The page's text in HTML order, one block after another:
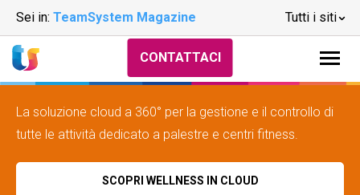
Sei in: TeamSystem Magazine Tutti i siti
CONTATTACI
La soluzione cloud a 360° per la gestione e il controllo di
tutte le attività dedicato a palestre e centri fitness.
SCOPRI WELLNESS IN CLOUD